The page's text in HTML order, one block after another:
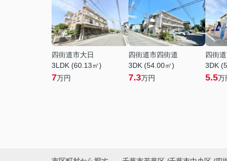
四街道市大日
3LDK (60.13㎡)
7万円
四街道市四街道
3DK (54.00㎡)
7.3万円
四街
3DK
5.5万